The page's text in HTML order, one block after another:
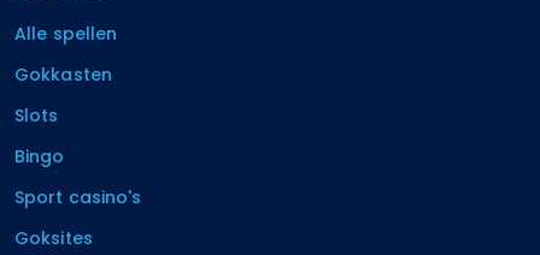
Alle spellen
Gokkasten
Slots
Bingo
Sport casino's
Goksites